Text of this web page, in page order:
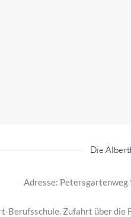
Die
Adresse:
Berufsschule. Zufahrt über